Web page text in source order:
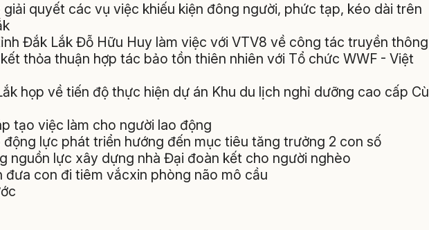
giải quyết các vụ việc khiếu kiện đông người, phức tạp, kéo dài trên
Đắk Lắk Đỗ Hữu Huy làm việc với VTV8 về công tác truyền thông
thỏa thuận hợp tác bảo tồn thiên nhiên với Tổ chức WWF - Việt
họp về tiến độ thực hiện dự án Khu du lịch nghỉ dưỡng cao cấp Cù
tạo việc làm cho người lao động
động lực phát triển hướng đến mục tiêu tăng trưởng 2 con số
nguồn lực xây dựng nhà Đại đoàn kết cho người nghèo
đưa con đi tiêm vắcxin phòng não mô cầu